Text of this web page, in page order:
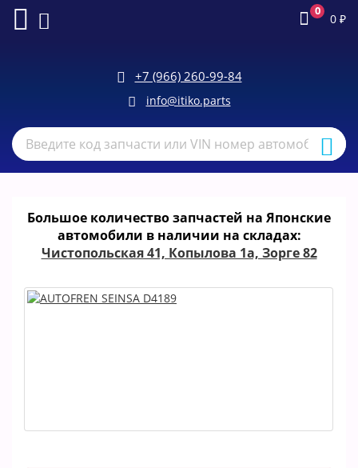
0
0 ₽
+7 (966) 260-99-84
info@itiko.parts
Большое количество запчастей на Японские
автомобили в наличии на складах:
Чистопольская 41, Копылова 1а, Зорге 82